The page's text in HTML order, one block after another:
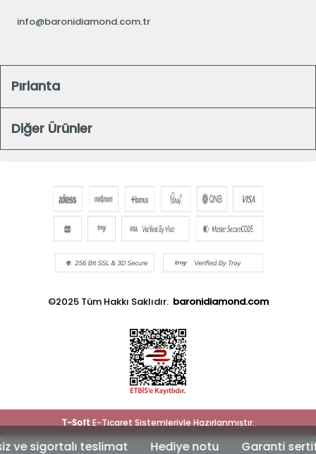
sigortalı teslimat Hediye notu Garanti
info@baronidiamond.com.tr
Pırlanta
Diğer Ürünler
©2025 Tüm Hakkı Saklıdır. baronidiamond.com
T-SoftE-Ticaret Sistemleriyle Hazırlanmıştır.